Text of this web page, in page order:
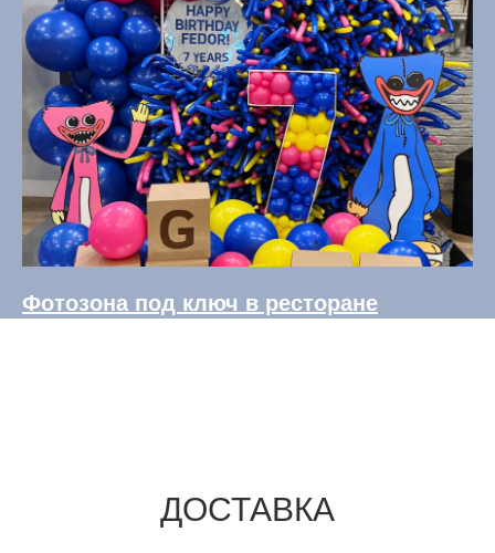
Фотозона под ключ в ресторане
ДОСТАВКА